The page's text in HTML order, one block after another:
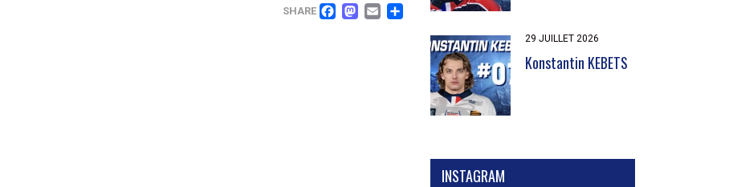
SHARE FACEBOOK
MASTODON
EMAIL
PARTAGER
29 JUILLET 2026
Konstantin KEBETS
INSTAGRAM